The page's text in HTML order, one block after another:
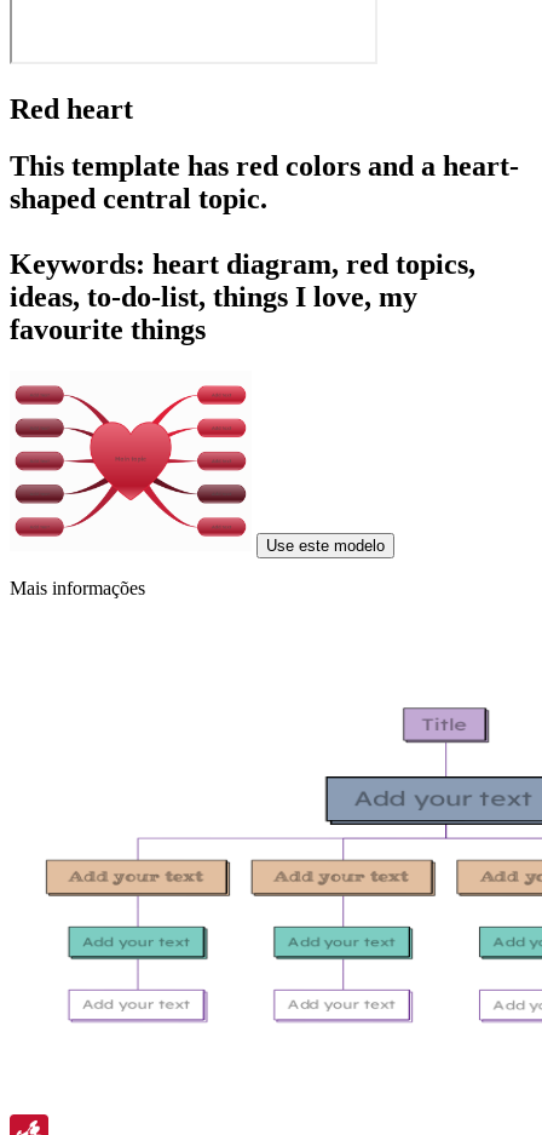
Red heart
This template has red colors and a heart-
shaped central topic.
Keywords: heart diagram, red topics,
ideas, to-do-list, things I love, my
favourite things
Use este modelo
Mais informações